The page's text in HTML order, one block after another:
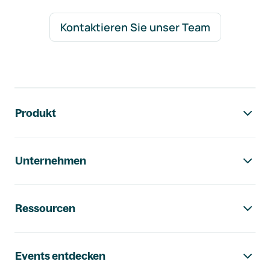
Kontaktieren Sie unser Team
Produkt
Unternehmen
Ressourcen
Events entdecken